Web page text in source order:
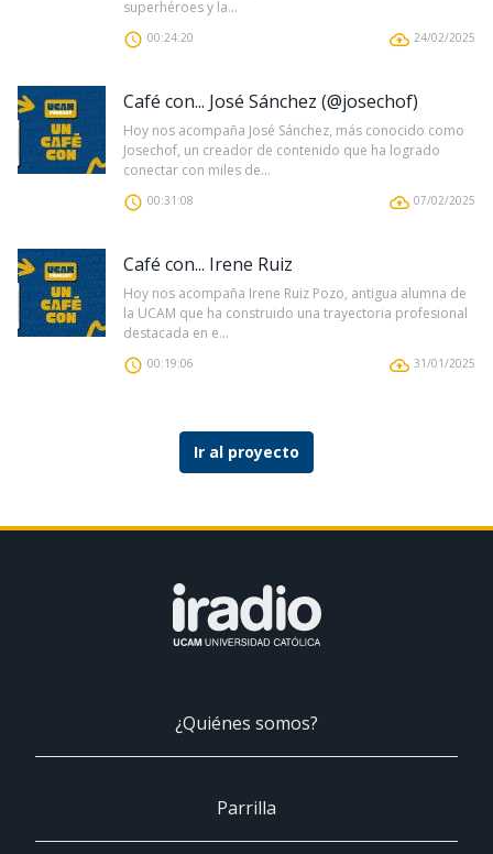
superhéroes y la...
00:24:20 24/02/2025
Café con... José Sánchez (@josechof)
Hoy nos acompaña José Sánchez, más conocido como
Josechof, un creador de contenido que ha logrado
conectar con miles de...
00:31:08 07/02/2025
Café con... Irene Ruiz
Hoy nos acompaña Irene Ruiz Pozo, antigua alumna de
la UCAM que ha construido una trayectoria profesional
destacada en e...
00:19:06 31/01/2025
Ir al proyecto
¿Quiénes somos?
Parrilla